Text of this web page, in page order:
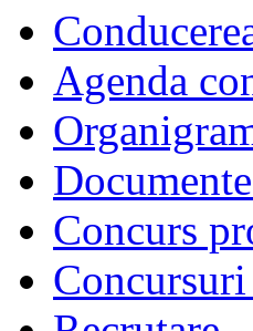
Agenda
Concurs